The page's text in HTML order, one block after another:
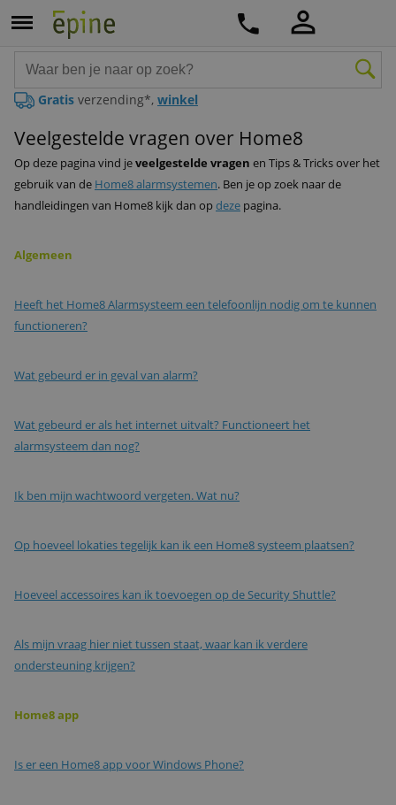
Gratis verzending*, winkel
Veelgestelde vragen over Home8
Op deze pagina vind jeveelgestelde vragen en Tips & Tricks over het
gebruik van de Home8 alarmsystemen. Ben je op zoek naar de
handleidingen van Home8 kijk dan opdeze pagina.
Algemeen
Heeft het Home8 Alarmsysteem een telefoonlijn nodig om te kunnen
functioneren?
Wat gebeurd er in geval van alarm?
Wat gebeurd er als het internet uitvalt? Functioneert het
alarmsysteem dan nog?
Ik ben mijn wachtwoord vergeten. Wat nu?
Op hoeveel lokaties tegelijk kan ik een Home8 systeem plaatsen?
Hoeveel accessoires kan ik toevoegen op de Security Shuttle?
Als mijn vraag hier niet tussen staat, waar kan ik verdere
ondersteuning krijgen?
Home8 app
Is er een Home8 app voor Windows Phone?